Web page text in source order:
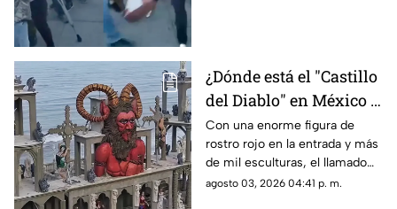
¿Dónde está el "Castillo
del Diablo" en México y
por qué se volvió tan
famoso?
Con una enorme figura de
rostro rojo en la entrada y más
de mil esculturas, el llamado
“Castillo del Diablo” se ha
agosto 03, 2026 04:41 p. m.